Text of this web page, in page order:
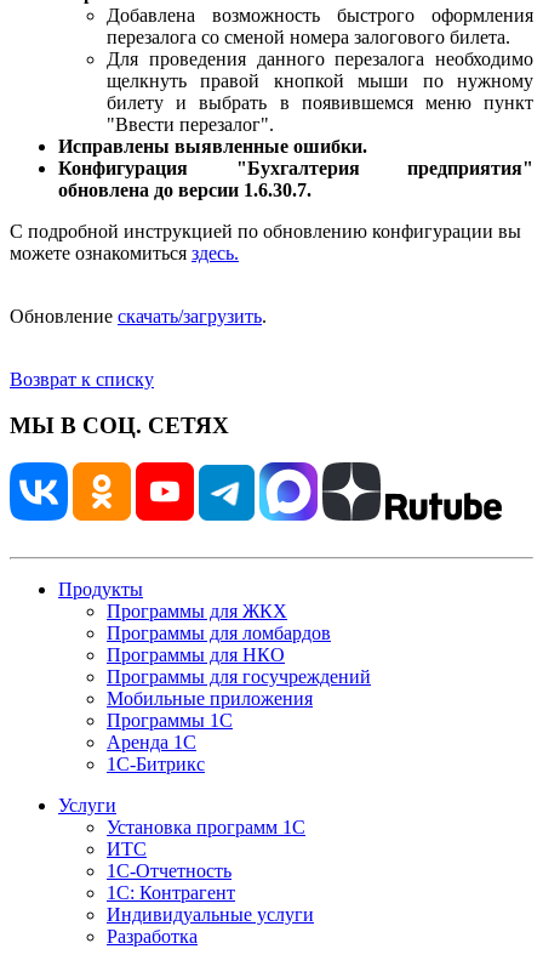
Добавлена возможность быстрого оформления
перезалога со сменой номера залогового билета.
Для проведения данного перезалога необходимо
щелкнуть правой кнопкой мыши по нужному
билету и выбрать в появившемся меню пункт
"Ввести перезалог".
Исправлены выявленные ошибки.
Конфигурация "Бухгалтерия предприятия"
обновлена до версии 1.6.30.7.
С подробной инструкцией по обновлению конфигурации вы
можете ознакомиться здесь.
Обновление скачать/загрузить.
Возврат к списку
МЫ В СОЦ. СЕТЯХ
Продукты
Программы для ЖКХ
Программы для ломбардов
Программы для НКО
Программы для госучреждений
Мобильные приложения
Программы 1С
Аренда 1С
1С-Битрикс
Услуги
Установка программ 1С
ИТС
1С-Отчетность
1С: Контрагент
Индивидуальные услуги
Разработка